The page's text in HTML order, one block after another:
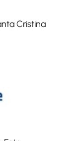
Cristina